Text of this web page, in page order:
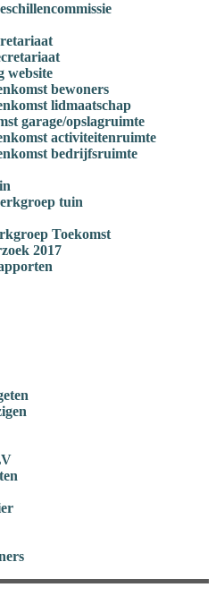
website
bewoners
lidmaatschap
garage/opslagruimte
activiteitenruimte
bedrijfsruimte
tuin
Toekomst
2017